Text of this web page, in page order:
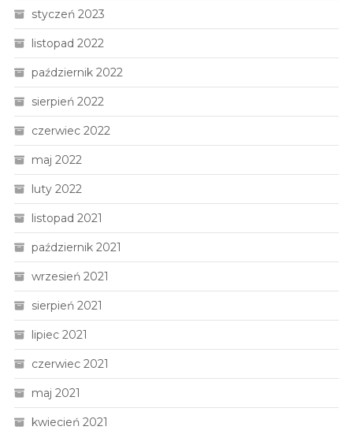
styczeń 2023
listopad 2022
październik 2022
sierpień 2022
czerwiec 2022
maj 2022
luty 2022
listopad 2021
październik 2021
wrzesień 2021
sierpień 2021
lipiec 2021
czerwiec 2021
maj 2021
kwiecień 2021